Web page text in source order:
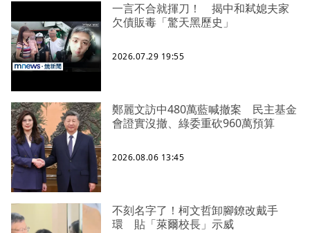
一言不合就揮刀！ 揭中和弒媳夫家
欠債販毒「驚天黑歷史」
2026.07.29 19:55
鄭麗文訪中480萬藍喊撤案 民主基金
會證實沒撤、綠委重砍960萬預算
2026.08.06 13:45
不刻名字了！柯文哲卸腳鐐改戴手
環 貼「萊爾校長」示威